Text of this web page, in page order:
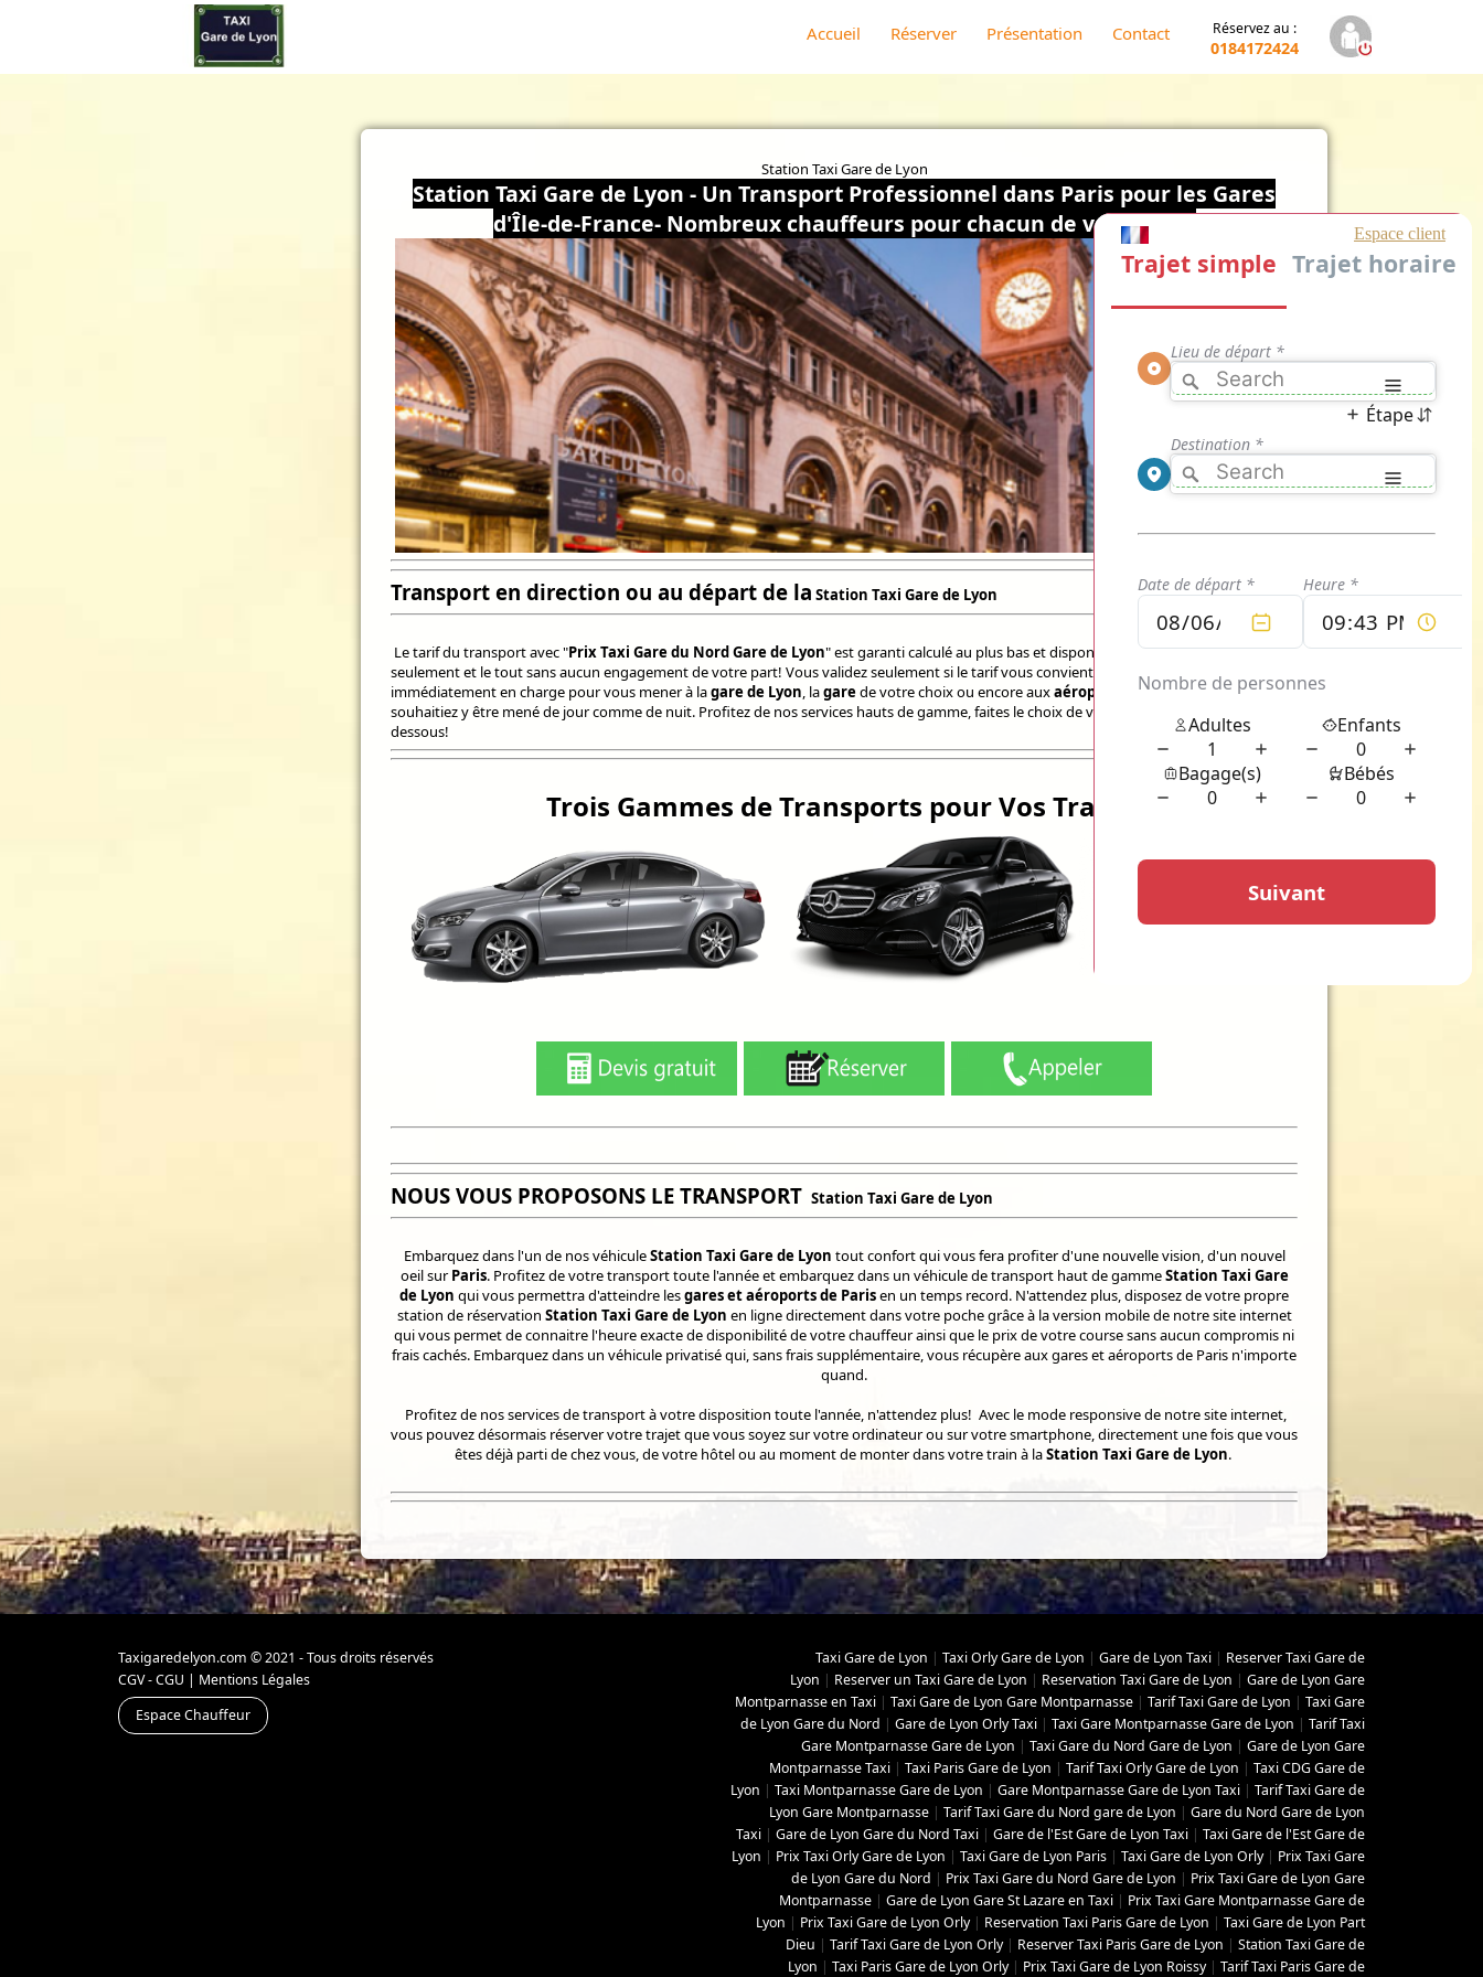
Accueil Réserver Présentation Contact Réservez au :
0184172424
Station Taxi Gare de Lyon
Station Taxi Gare de Lyon - Un Transport Professionnel dans Paris pour les Gares
d'Île-de-France- Nombreux chauffeurs pour chacun de vos trajets
Transport en direction ou au départ de la Station Taxi Gare de Lyon
Le tarif du transport avec "Prix Taxi Gare du Nord Gare de Lyon" est garanti calculé au plus bas et disponible en quelques clics
seulement et le tout sans aucun engagement de votre part! Vous validez seulement si le tarif vous convient et votre chauffeur vous prend
immédiatement en charge pour vous mener à lagare de Lyon, lagarede votre choix ou encore auxaéroports de Parisque vous
souhaitiez y être mené de jour comme de nuit. Profitez de nos services hauts de gamme, faites le choix de votre classe de conduite ci-
dessous!
Trois Gammes de Transports pour Vos Trajets
NOUS VOUS PROPOSONS LE TRANSPORT Station Taxi Gare de Lyon
Embarquez dans l'un de nos véhiculeStation Taxi Gare de Lyon tout confort qui vous fera profiter d'une nouvelle vision, d'un nouvel
oeil surParis. Profitez de votre transport toute l'année et embarquez dans un véhicule de transport haut de gammeStation Taxi Gare
de Lyon qui vous permettra d'atteindre lesgares et aéroports de Parisen un temps record. N'attendez plus, disposez de votre propre
station de réservation Station Taxi Gare de Lyon en ligne directement dans votre poche grâce à la version mobile de notre site internet
qui vous permet de connaitre l'heure exacte de disponibilité de votre chauffeur ainsi que le prix de votre course sans aucun compromis ni
frais cachés. Embarquez dans un véhicule privatisé qui, sans frais supplémentaire, vous récupère aux gares et aéroports de Paris n'importe
quand.
Profitez de nos services de transport à votre disposition toute l'année, n'attendez plus! Avec le mode responsive de notre site internet,
vous pouvez désormais réserver votre trajet que vous soyez sur votre ordinateur ou sur votre smartphone, directement une fois que vous
êtes déjà parti de chez vous, de votre hôtel ou au moment de monter dans votre train à laStation Taxi Gare de Lyon.
Taxigaredelyon.com © 2021 - Tous droits réservés
CGV - CGU
Mentions Légales
Espace Chauffeur
Taxi Gare de Lyon Taxi Orly Gare de Lyon Gare de Lyon Taxi
Reserver Taxi Gare de
Lyon
Reserver un Taxi Gare de Lyon Reservation Taxi Gare de Lyon
Gare de Lyon Gare
Montparnasse en Taxi
Taxi Gare de Lyon Gare Montparnasse Tarif Taxi Gare de Lyon
Taxi Gare
de Lyon Gare du Nord
Gare de Lyon Orly Taxi Taxi Gare Montparnasse Gare de Lyon
Tarif Taxi
Gare Montparnasse Gare de Lyon
Taxi Gare du Nord Gare de Lyon
Gare de Lyon Gare
Montparnasse Taxi
Taxi Paris Gare de Lyon Tarif Taxi Orly Gare de Lyon
Taxi CDG Gare de
Lyon
Taxi Montparnasse Gare de Lyon Gare Montparnasse Gare de Lyon Taxi
Tarif Taxi Gare de
Lyon Gare Montparnasse
Tarif Taxi Gare du Nord gare de Lyon
Gare du Nord Gare de Lyon
Taxi
Gare de Lyon Gare du Nord Taxi Gare de l'Est Gare de Lyon Taxi
Taxi Gare de l'Est Gare de
Lyon
Prix Taxi Orly Gare de Lyon Taxi Gare de Lyon Paris Taxi Gare de Lyon Orly| Prix Taxi Gare
de Lyon Gare du Nord
Prix Taxi Gare du Nord Gare de Lyon
Prix Taxi Gare de Lyon Gare
Montparnasse
Gare de Lyon Gare St Lazare en Taxi
Prix Taxi Gare Montparnasse Gare de
Lyon
Prix Taxi Gare de Lyon Orly| Reservation Taxi Paris Gare de Lyon
Taxi Gare de Lyon Part
Dieu
Tarif Taxi Gare de Lyon Orly| Reserver Taxi Paris Gare de Lyon
Station Taxi Gare de
Lyon
Taxi Paris Gare de Lyon Orly| Prix Taxi Gare de Lyon Roissy| Tarif Taxi Paris Gare de